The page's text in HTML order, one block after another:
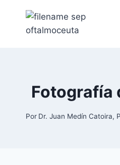
contenido
Fotografía
Por Dr. Juan Medín Catoira,